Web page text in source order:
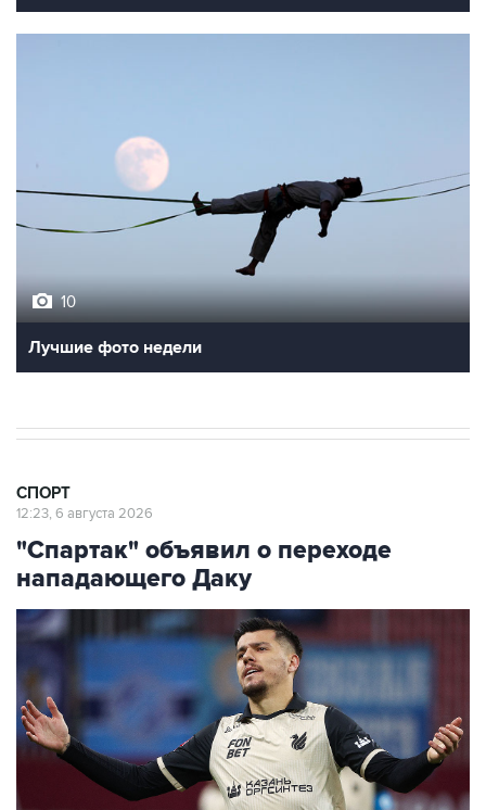
10
Лучшие фото недели
СПОРТ
12:23, 6 августа 2026
"Спартак" объявил о переходе
нападающего Даку